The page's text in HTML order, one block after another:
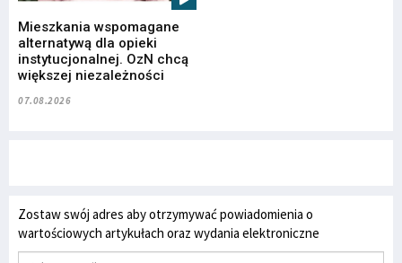
Mieszkania wspomagane
alternatywą dla opieki
instytucjonalnej. OzN chcą
większej niezależności
07.08.2026
Zostaw swój adres aby otrzymywać powiadomienia o
wartościowych artykułach oraz wydania elektroniczne